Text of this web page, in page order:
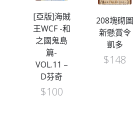
[亞版]海賊
王WCF -和
之國鬼島
篇-
VOL.11 –
D芬奇
$100
208塊砌圖
新懸賞令
凱多
$148